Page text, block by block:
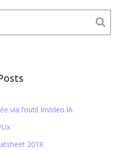
via l’outil InVideo.IA
2018